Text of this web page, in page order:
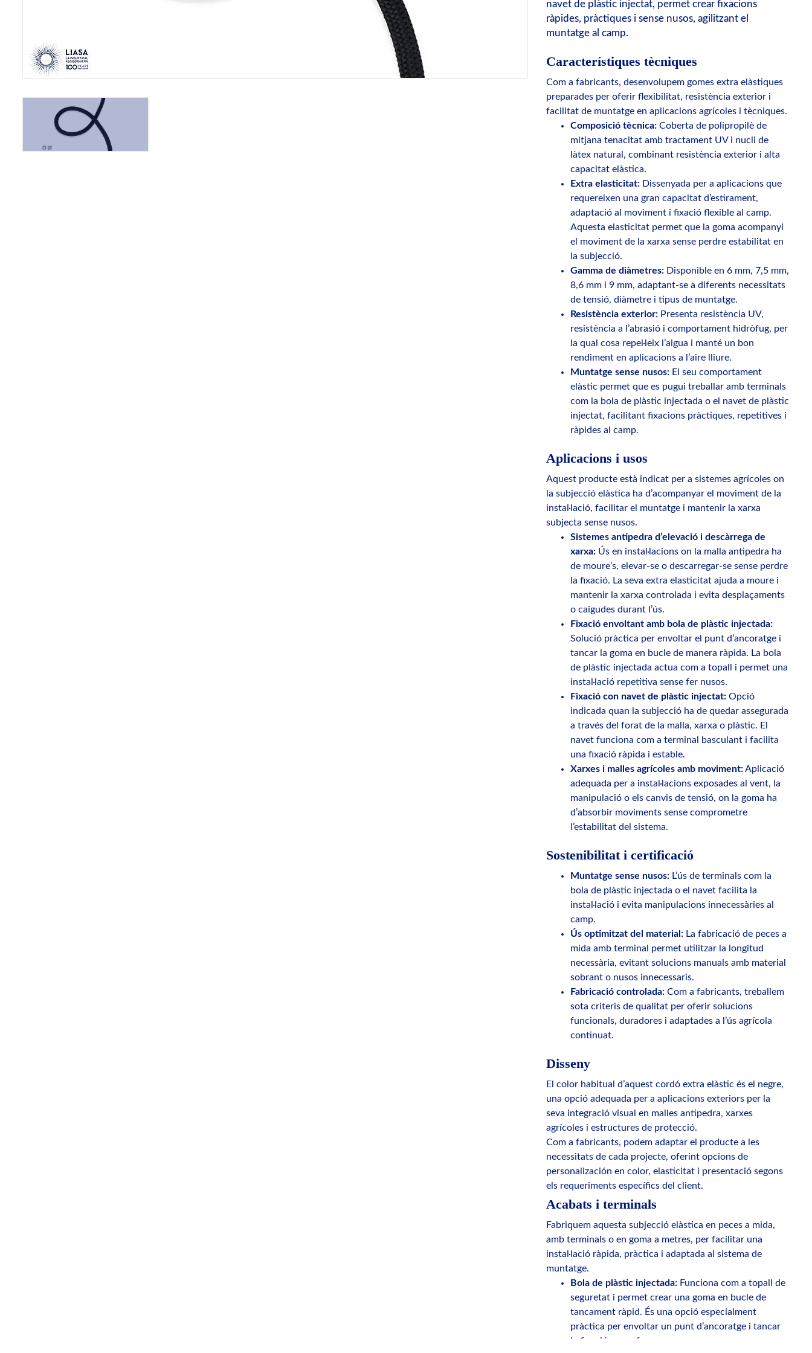
navet de plàstic injectat, permet crear fixacions
ràpides, pràctiques i sense nusos, agilitzant el
muntatge al camp.
Característiques tècniques
Com a fabricants, desenvolupem gomes extra elàstiques
preparades per oferir flexibilitat, resistència exterior i
facilitat de muntatge en aplicacions agrícoles i tècniques.
Composició tècnica:Coberta de polipropilè de
mitjana tenacitat amb tractament UV i nucli de
làtex natural, combinant resistència exterior i alta
capacitat elàstica.
Extra elasticitat:Dissenyada per a aplicacions que
requereixen una gran capacitat d’estirament,
adaptació al moviment i fixació flexible al camp.
Aquesta elasticitat permet que la goma acompanyi
el moviment de la xarxa sense perdre estabilitat en
la subjecció.
Gamma de diàmetres:Disponible en 6 mm, 7,5 mm,
8,6 mm i 9 mm, adaptant-se a diferents necessitats
de tensió, diàmetre i tipus de muntatge.
Resistència exterior:Presenta resistència UV,
resistència a l’abrasió i comportament hidròfug, per
la qual cosa repel·leix l’aigua i manté un bon
rendiment en aplicacions a l’aire lliure.
Muntatge sense nusos:El seu comportament
elàstic permet que es pugui treballar amb terminals
com la bola de plàstic injectada o el navet de plàstic
injectat, facilitant fixacions pràctiques, repetitives i
ràpides al camp.
Aplicacions i usos
Aquest producte està indicat per a sistemes agrícoles on
la subjecció elàstica ha d’acompanyar el moviment de la
instal·lació, facilitar el muntatge i mantenir la xarxa
subjecta sense nusos.
Sistemes antipedra d’elevació i descàrrega de
xarxa:Ús en instal·lacions on la malla antipedra ha
de moure’s, elevar-se o descarregar-se sense perdre
la fixació. La seva extra elasticitat ajuda a moure i
mantenir la xarxa controlada i evita desplaçaments
o caigudes durant l’ús.
Fixació envoltant amb bola de plàstic injectada:
Solució pràctica per envoltar el punt d’ancoratge i
tancar la goma en bucle de manera ràpida. La bola
de plàstic injectada actua com a topall i permet una
instal·lació repetitiva sense fer nusos.
Fixació con navet de plàstic injectat:Opció
indicada quan la subjecció ha de quedar assegurada
a través del forat de la malla, xarxa o plàstic. El
navet funciona com a terminal basculant i facilita
una fixació ràpida i estable.
Xarxes i malles agrícoles amb moviment:Aplicació
adequada per a instal·lacions exposades al vent, la
manipulació o els canvis de tensió, on la goma ha
d’absorbir moviments sense comprometre
l’estabilitat del sistema.
Sostenibilitat i certificació
Muntatge sense nusos:L’ús de terminals com la
bola de plàstic injectada o el navet facilita la
instal·lació i evita manipulacions innecessàries al
camp.
Ús optimitzat del material:La fabricació de peces a
mida amb terminal permet utilitzar la longitud
necessària, evitant solucions manuals amb material
sobrant o nusos innecessaris.
Fabricació controlada:Com a fabricants, treballem
sota criteris de qualitat per oferir solucions
funcionals, duradores i adaptades a l’ús agrícola
continuat.
Disseny
El color habitual d’aquest cordó extra elàstic és el negre,
una opció adequada per a aplicacions exteriors per la
seva integració visual en malles antipedra, xarxes
agrícoles i estructures de protecció.
Com a fabricants, podem adaptar el producte a les
necessitats de cada projecte, oferint opcions de
personalización en color, elasticitat i presentació segons
els requeriments específics del client.
Acabats i terminals
Fabriquem aquesta subjecció elàstica en peces a mida,
amb terminals o en goma a metres, per facilitar una
instal·lació ràpida, pràctica i adaptada al sistema de
muntatge.
Bola de plàstic injectada:Funciona com a topall de
seguretat i permet crear una goma en bucle de
tancament ràpid. És una opció especialment
pràctica per envoltar un punt d’ancoratge i tancar
la fixació sense fer nusos.